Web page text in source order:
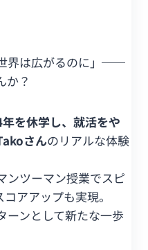
界は広がるのに」──
か？
を休学し、就活をや
さんのリアルな体験
ンツーマン授業でスピ
アアップも実現。
ーンとして新たな一歩